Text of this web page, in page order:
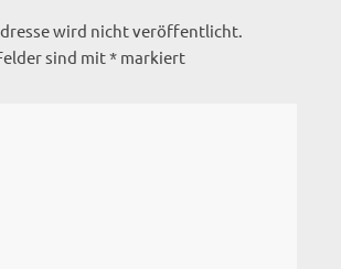
wird nicht veröffentlicht.
sind mit* markiert